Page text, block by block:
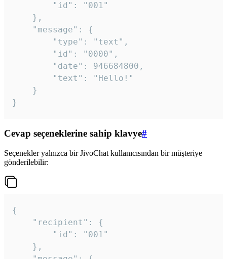
}
Cevap seçeneklerine sahip klavye#
Seçenekler yalnızca bir JivoChat kullanıcısından bir müşteriye
gönderilebilir:
{